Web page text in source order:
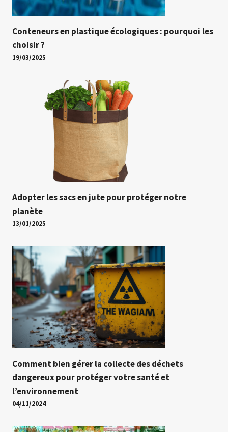
Conteneurs en plastique écologiques : pourquoi les
choisir ?
19/03/2025
Adopter les sacs en jute pour protéger notre
planète
13/01/2025
Comment bien gérer la collecte des déchets
dangereux pour protéger votre santé et
l’environnement
04/11/2024